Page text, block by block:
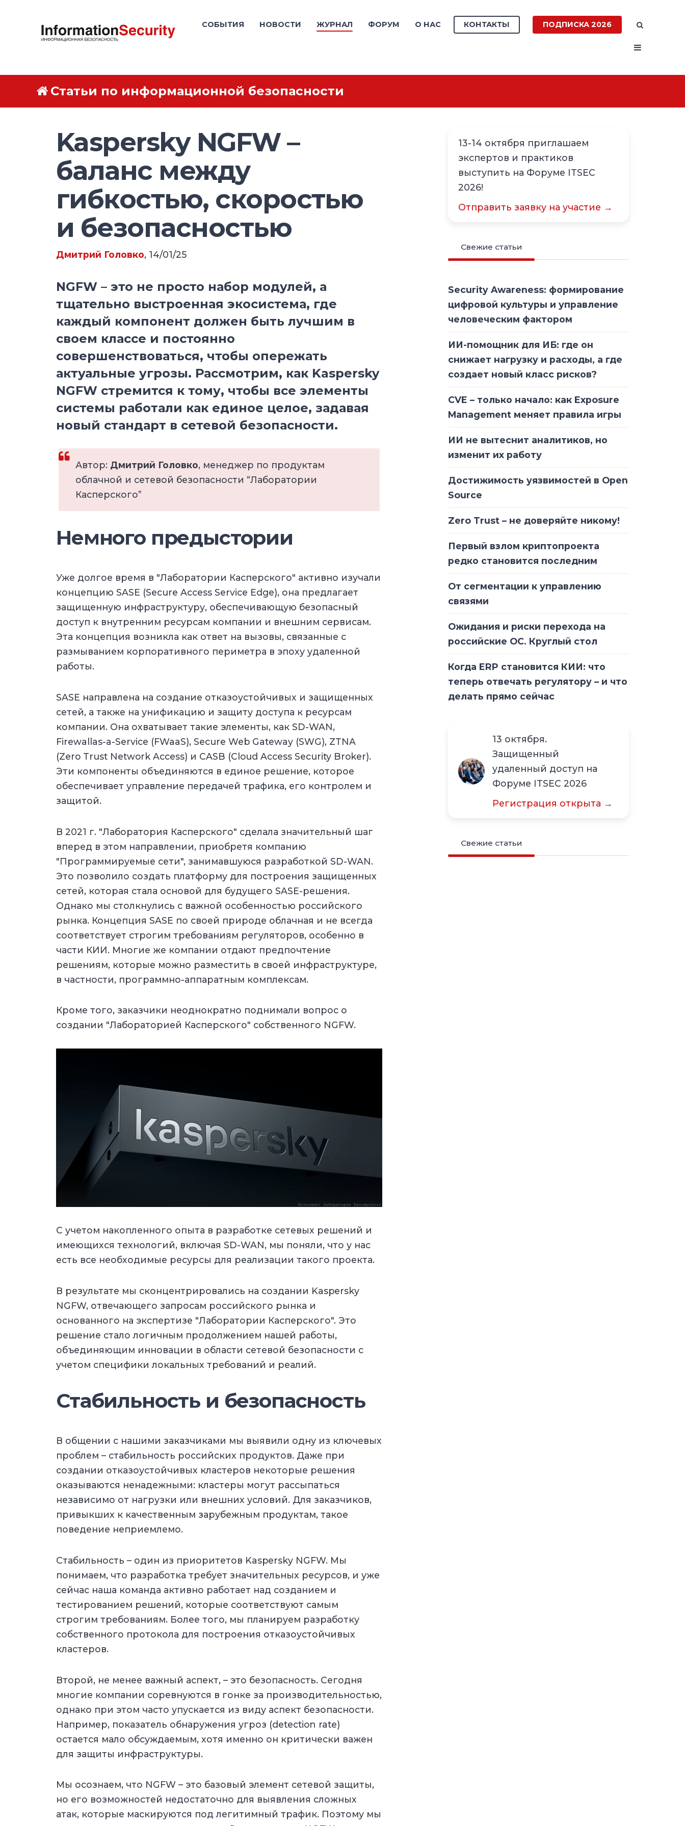
СОБЫТИЯ НОВОСТИ ЖУРНАЛ ФОРУМ О НАС КОНТАКТЫ ПОДПИСКА 2026
Статьи по информационной безопасности
Kaspersky NGFW –
баланс между
гибкостью, скоростью
и безопасностью
Дмитрий Головко, 14/01/25
NGFW – это не просто набор модулей, а
тщательно выстроенная экосистема, где
каждый компонент должен быть лучшим в
своем классе и постоянно
совершенствоваться, чтобы опережать
актуальные угрозы. Рассмотрим, как Kaspersky
NGFW стремится к тому, чтобы все элементы
системы работали как единое целое, задавая
новый стандарт в сетевой безопасности.
Автор: Дмитрий Головко, менеджер по продуктам
облачной и сетевой безопасности “Лаборатории
Касперского”
Немного предыстории
Уже долгое время в "Лаборатории Касперского" активно изучали
концепцию SASE (Secure Access Service Edge), она предлагает
защищенную инфраструктуру, обеспечивающую безопасный
доступ к внутренним ресурсам компании и внешним сервисам.
Эта концепция возникла как ответ на вызовы, связанные с
размыванием корпоративного периметра в эпоху удаленной
работы.
SASE направлена на создание отказоустойчивых и защищенных
сетей, а также на унификацию и защиту доступа к ресурсам
компании. Она охватывает такие элементы, как SD-WAN,
Firewallas-a-Service (FWaaS), Secure Web Gateway (SWG), ZTNA
(Zero Trust Network Access) и CASB (Cloud Access Security Broker).
Эти компоненты объединяются в единое решение, которое
обеспечивает управление передачей трафика, его контролем и
защитой.
В 2021 г. "Лаборатория Касперского" сделала значительный шаг
вперед в этом направлении, приобретя компанию
"Программируемые сети", занимавшуюся разработкой SD-WAN.
Это позволило создать платформу для построения защищенных
сетей, которая стала основой для будущего SASE-решения.
Однако мы столкнулись с важной особенностью российского
рынка. Концепция SASE по своей природе облачная и не всегда
соответствует строгим требованиям регуляторов, особенно в
части КИИ. Многие же компании отдают предпочтение
решениям, которые можно разместить в своей инфраструктуре,
в частности, программно-аппаратным комплексам.
Кроме того, заказчики неоднократно поднимали вопрос о
создании "Лабораторией Касперского" собственного NGFW.
С учетом накопленного опыта в разработке сетевых решений и
имеющихся технологий, включая SD-WAN, мы поняли, что у нас
есть все необходимые ресурсы для реализации такого проекта.
В результате мы сконцентрировались на создании Kaspersky
NGFW, отвечающего запросам российского рынка и
основанного на экспертизе "Лаборатории Касперского". Это
решение стало логичным продолжением нашей работы,
объединяющим инновации в области сетевой безопасности с
учетом специфики локальных требований и реалий.
Стабильность и безопасность
В общении с нашими заказчиками мы выявили одну из ключевых
проблем – стабильность российских продуктов. Даже при
создании отказоустойчивых кластеров некоторые решения
оказываются ненадежными: кластеры могут рассыпаться
независимо от нагрузки или внешних условий. Для заказчиков,
привыкших к качественным зарубежным продуктам, такое
поведение неприемлемо.
Стабильность – один из приоритетов Kaspersky NGFW. Мы
понимаем, что разработка требует значительных ресурсов, и уже
сейчас наша команда активно работает над созданием и
тестированием решений, которые соответствуют самым
строгим требованиям. Более того, мы планируем разработку
собственного протокола для построения отказоустойчивых
кластеров.
Второй, не менее важный аспект, – это безопасность. Сегодня
многие компании соревнуются в гонке за производительностью,
однако при этом часто упускается из виду аспект безопасности.
Например, показатель обнаружения угроз (detection rate)
остается мало обсуждаемым, хотя именно он критически важен
для защиты инфраструктуры.
Мы осознаем, что NGFW – это базовый элемент сетевой защиты,
но его возможностей недостаточно для выявления сложных
атак, которые маскируются под легитимный трафик. Поэтому мы
13-14 октября приглашаем
экспертов и практиков
выступить на Форуме ITSEC
2026!
Отправить заявку на участие →
Свежие статьи
Security Awareness: формирование
цифровой культуры и управление
человеческим фактором
ИИ-помощник для ИБ: где он
снижает нагрузку и расходы, а где
создает новый класс рисков?
CVE – только начало: как Exposure
Management меняет правила игры
ИИ не вытеснит аналитиков, но
изменит их работу
Достижимость уязвимостей в Open
Source
Zero Trust – не доверяйте никому!
Первый взлом криптопроекта
редко становится последним
От сегментации к управлению
связями
Ожидания и риски перехода на
российские ОС. Круглый стол
Когда ERP становится КИИ: что
теперь отвечать регулятору – и что
делать прямо сейчас
13 октября.
Защищенный
удаленный доступ на
Форуме ITSEC 2026
Регистрация открыта →
Свежие статьи